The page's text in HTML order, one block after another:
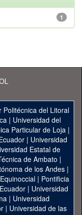
1
Politécnica del Litoral
| Universidad del
Particular de Loja|
| Universidad
Estatal de
de Ambato |
de los Andes|
| Pontificia
| Universidad
| Universidad
| Universidad de las